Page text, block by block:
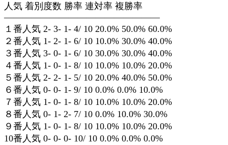
人気 着別度数 勝率 連対率 複勝率
—————————————————
１番人気 2- 3- 1- 4/ 10 20.0% 50.0% 60.0%
２番人気 1- 2- 1- 6/ 10 10.0% 30.0% 40.0%
３番人気 3- 0- 1- 6/ 10 30.0% 30.0% 40.0%
４番人気 1- 0- 1- 8/ 10 10.0% 10.0% 20.0%
５番人気 2- 2- 1- 5/ 10 20.0% 40.0% 50.0%
６番人気 0- 0- 1- 9/ 10 0.0% 0.0% 10.0%
７番人気 1- 0- 1- 8/ 10 10.0% 10.0% 20.0%
８番人気 0- 1- 2- 7/ 10 0.0% 10.0% 30.0%
９番人気 1- 0- 1- 8/ 10 10.0% 10.0% 20.0%
10番人気 0- 0- 0- 10/ 10 0.0% 0.0% 0.0%